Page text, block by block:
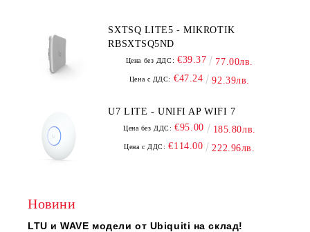
SXTSQ LITE5 - MIKROTIK
RBSXTSQ5ND
Цена без ДДС: €39.37 77.00лв.
Цена с ДДС: €47.24 92.39лв.
U7 LITE - UNIFI AP WIFI 7
Цена без ДДС: €95.00 185.80лв.
Цена с ДДС: €114.00 222.96лв.
Новини
LTU и WAVE модели от Ubiquiti на склад!